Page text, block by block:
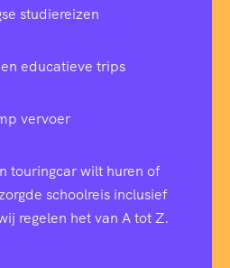
studiereizen
educatieve trips
vervoer
touringcar wilt huren of
schoolreis inclusief
regelen het van A tot Z.